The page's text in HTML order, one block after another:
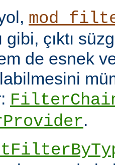
gibi, çıktı
de esnek
.